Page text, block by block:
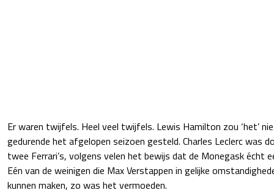
Er waren twijfels. Heel veel twijfels. Lewis Hamilton zou ‘het’
gedurende het afgelopen seizoen gesteld. Charles Leclerc was
twee Ferrari’s, volgens velen het bewijs dat de Monegask écht
Eén van de weinigen die Max Verstappen in gelijke
kunnen maken, zo was het vermoeden.